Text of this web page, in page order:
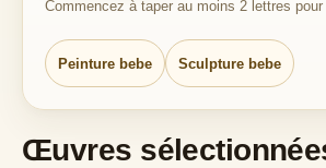
Commencez à taper au moins 2 lettres
Peinture bebe Sculpture bebe
Œuvres